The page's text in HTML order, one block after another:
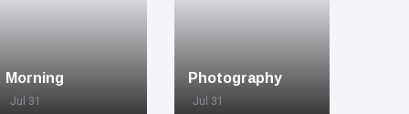
Morning
Jul 31
Photography
Jul 31